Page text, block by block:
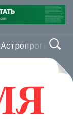
Астропрогноз